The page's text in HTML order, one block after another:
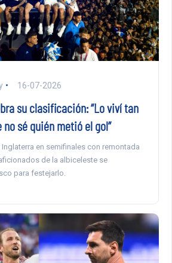
16-07-2026
su clasificación: “Lo viví tan
sé quién metió el gol”
en semifinales con remontada
de la albiceleste se
para festejarlo.